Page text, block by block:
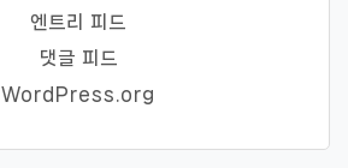
엔트리 피드
댓글 피드
WordPress.org